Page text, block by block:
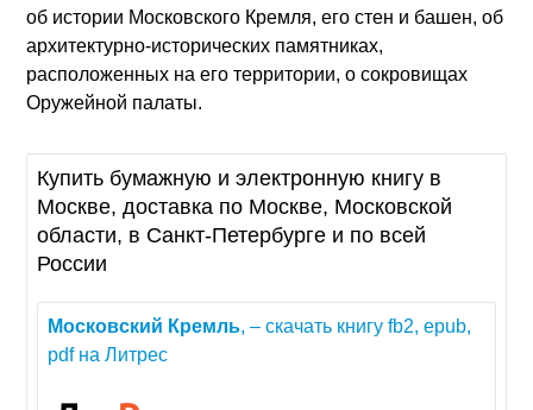
об истории Московского Кремля, его стен и башен, об
архитектурно-исторических памятниках,
расположенных на его территории, о сокровищах
Оружейной палаты.
Купить бумажную и электронную книгу в
Москве, доставка по Москве, Московской
области, в Санкт-Петербурге и по всей
России
Московский Кремль, – скачать книгу fb2, epub,
pdf на Литрес